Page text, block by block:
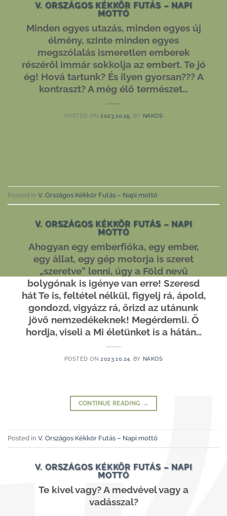
V. ORSZÁGOS KÉKKÖR FUTÁS – NAPI
MOTTÓ
Minden egyes utazás, minden egyes új
élmény, szinte minden egyes
megszólalás ismeretlen emberek
részéről immár sokkolja az embert. Te jó
ég! Hová tartunk? És ilyen gyorsan??? A
kontraszt? A még élő természet…
POSTED ON2023.10.25. BY NAKOS
Posted in V. Országos Kékkör Futás – Napi mottó
V. ORSZÁGOS KÉKKÖR FUTÁS – NAPI
MOTTÓ
Ahogyan egy emberfióka, egy ember,
egy állat, egy gép motorja is szeret
„szeretve” lenni, úgy a Föld nevű
bolygónak is igénye van erre! Szeresd
hát Te is, feltétel nélkül, figyelj rá, ápold,
gondozd, vigyázz rá, őrizd az utánunk
jövő nemzedékeknek! Megérdemli. Ő
hordja, viseli a Mi életünket is a hátán…
POSTED ON2023.10.24. BY NAKOS
CONTINUE READING →
Posted in V. Országos Kékkör Futás – Napi mottó
V. ORSZÁGOS KÉKKÖR FUTÁS – NAPI
MOTTÓ
Te kivel vagy? A medvével vagy a
vadásszal?